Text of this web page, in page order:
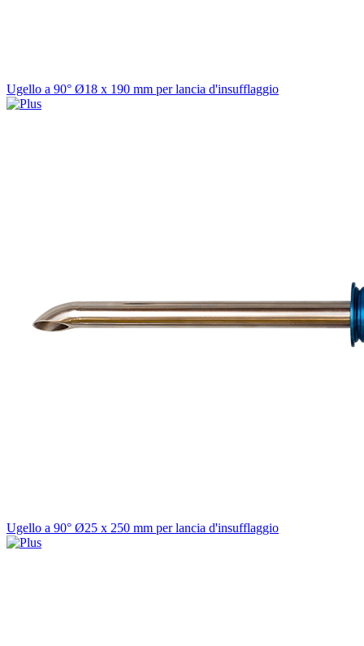
Ugello a 90° Ø18 x 190 mm per lancia d'insufflaggio
Ugello a 90° Ø25 x 250 mm per lancia d'insufflaggio